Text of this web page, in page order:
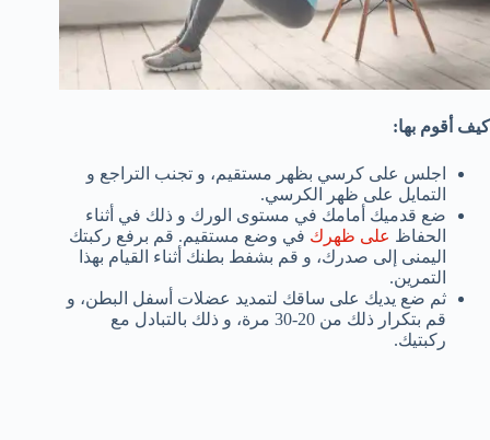
كيف أقوم بها:
اجلس على كرسي بظهر مستقيم، و تجنب التراجع و
التمايل على ظهر الكرسي.
ضع قدميك أمامك في مستوى الورك و ذلك في أثناء
الحفاظ على ظهرك في وضع مستقيم. قم برفع ركبتك
اليمنى إلى صدرك، و قم بشفط بطنك أثناء القيام بهذا
التمرين.
ثم ضع يديك على ساقك لتمديد عضلات أسفل البطن، و
قم بتكرار ذلك من 20-30 مرة، و ذلك بالتبادل مع
ركبتيك.